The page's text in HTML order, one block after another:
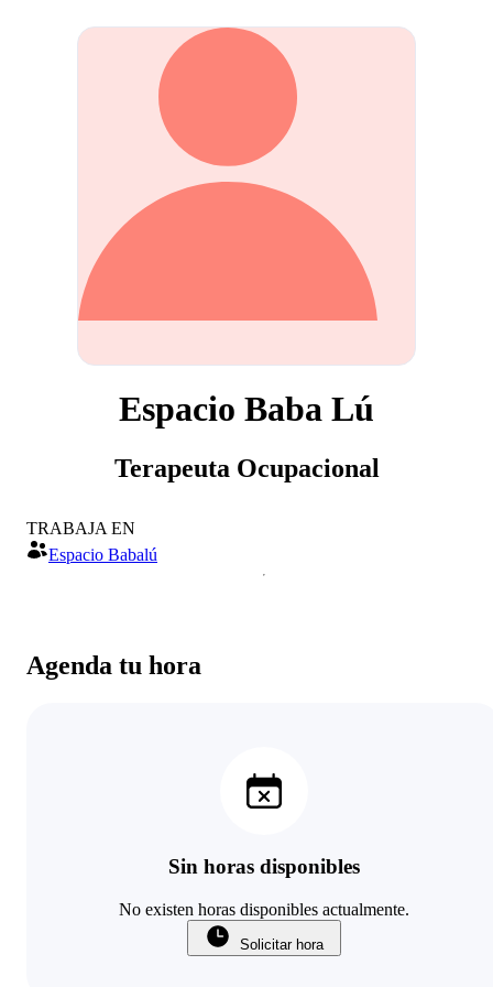
Espacio Baba Lú
Terapeuta Ocupacional
Agenda tu hora
Sin horas disponibles
No existen horas disponibles actualmente.
Solicitar hora
TRABAJA EN
Espacio Babalú